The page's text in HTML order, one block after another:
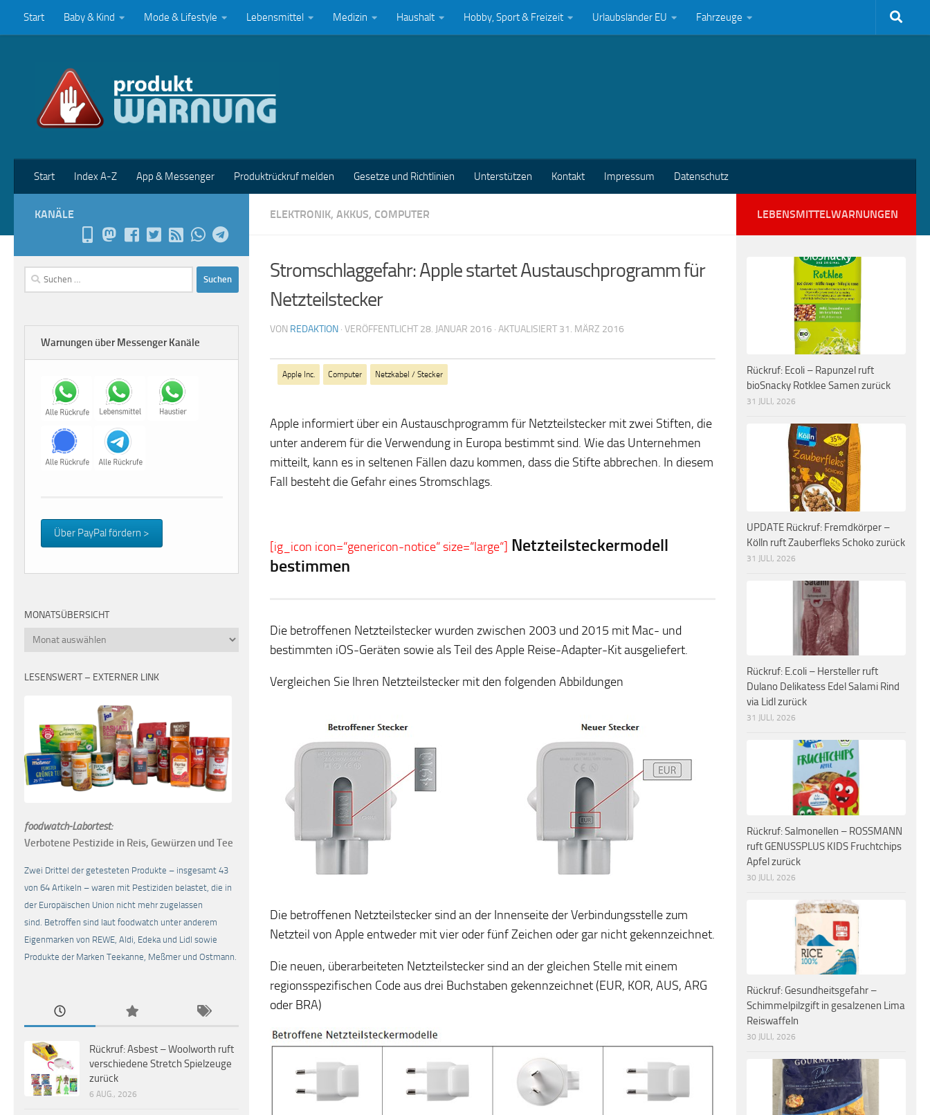
Zum Inhalt springen
Start Baby & Kind Mode & Lifestyle Lebensmittel Medizin Haushalt Hobby, Sport & Freizeit Urlaubsländer EU Fahrzeuge
Start Index A-Z App & Messenger Produktrückruf melden Gesetze und Richtlinien Unterstützen Kontakt Impressum Datenschutz
ELEKTRONIK, AKKUS, COMPUTER
Stromschlaggefahr: Apple startet Austauschprogramm für
Netzteilstecker
VON REDAKTION · VERÖFFENTLICHT 28. JANUAR 2016 · AKTUALISIERT 31. MÄRZ 2016
Apple Inc. Computer Netzkabel / Stecker
Apple informiert über ein Austauschprogramm für Netzteilstecker mit zwei Stiften, die
unter anderem für die Verwendung in Europa bestimmt sind. Wie das Unternehmen
mitteilt, kann es in seltenen Fällen dazu kommen, dass die Stifte abbrechen. In diesem
Fall besteht die Gefahr eines Stromschlags.
[ig_icon icon=“genericon-notice“ size=“large“] Netzteilsteckermodell
bestimmen
Die betroffenen Netzteilstecker wurden zwischen 2003 und 2015 mit Mac- und
bestimmten iOS-Geräten sowie als Teil des Apple Reise-Adapter-Kit ausgeliefert.
Vergleichen Sie Ihren Netzteilstecker mit den folgenden Abbildungen
Die betroffenen Netzteilstecker sind an der Innenseite der Verbindungsstelle zum
Netzteil von Apple entweder mit vier oder fünf Zeichen oder gar nicht gekennzeichnet.
Die neuen, überarbeiteten Netzteilstecker sind an der gleichen Stelle mit einem
regionsspezifischen Code aus drei Buchstaben gekennzeichnet (EUR, KOR, AUS, ARG
oder BRA)
KANÄLE
Suchen
nach:
Warnungen über Messenger Kanäle
Über PayPal fördern >
MONATSÜBERSICHT
Monatsübersicht
LESENSWERT – EXTERNER LINK
foodwatch-Labortest:
Verbotene Pestizide in Reis, Gewürzen und Tee
Zwei Drittel der getesteten Produkte – insgesamt 43
von 64 Artikeln – waren mit Pestiziden belastet, die in
der Europäischen Union nicht mehr zugelassen
sind. Betroffen sind laut foodwatch unter anderem
Eigenmarken von REWE, Aldi, Edeka und Lidl sowie
Produkte der Marken Teekanne, Meßmer und Ostmann.
Rückruf: Asbest – Woolworth ruft
verschiedene Stretch Spielzeuge
zurück
6 AUG., 2026
LEBENSMITTELWARNUNGEN
Rückruf: Ecoli – Rapunzel ruft
bioSnacky Rotklee Samen zurück
31 JULI, 2026
UPDATE Rückruf: Fremdkörper –
Kölln ruft Zauberfleks Schoko zurück
31 JULI, 2026
Rückruf: E.coli – Hersteller ruft
Dulano Delikatess Edel Salami Rind
via Lidl zurück
31 JULI, 2026
Rückruf: Salmonellen – ROSSMANN
ruft GENUSSPLUS KIDS Fruchtchips
Apfel zurück
30 JULI, 2026
Rückruf: Gesundheitsgefahr –
Schimmelpilzgift in gesalzenen Lima
Reiswaffeln
30 JULI, 2026